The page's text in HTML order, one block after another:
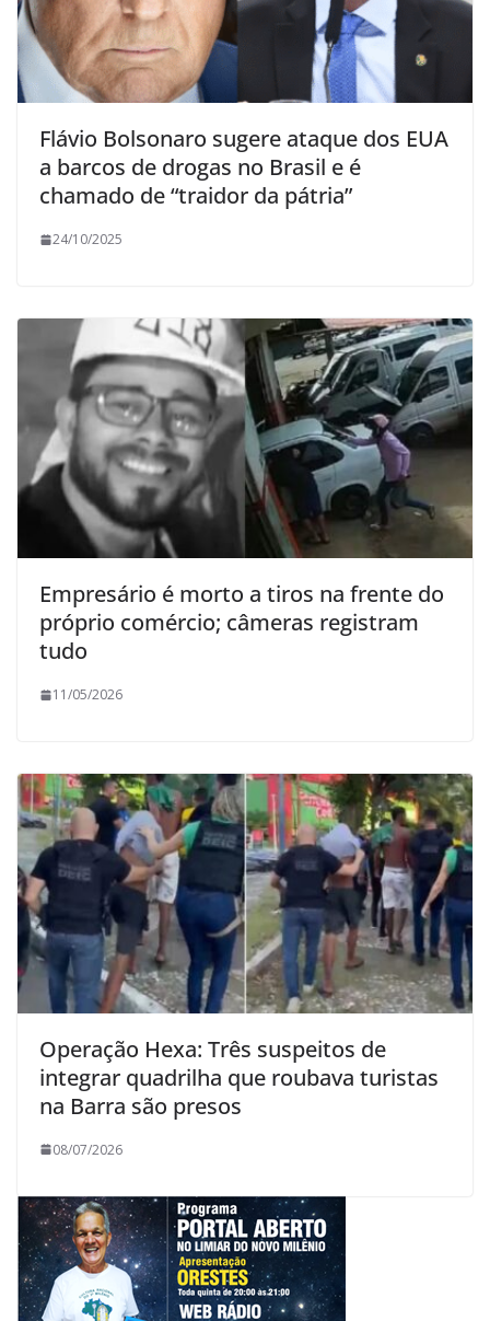
Flávio Bolsonaro sugere ataque dos EUA
a barcos de drogas no Brasil e é
chamado de “traidor da pátria”
24/10/2025
Empresário é morto a tiros na frente do
próprio comércio; câmeras registram
tudo
11/05/2026
Operação Hexa: Três suspeitos de
integrar quadrilha que roubava turistas
na Barra são presos
08/07/2026